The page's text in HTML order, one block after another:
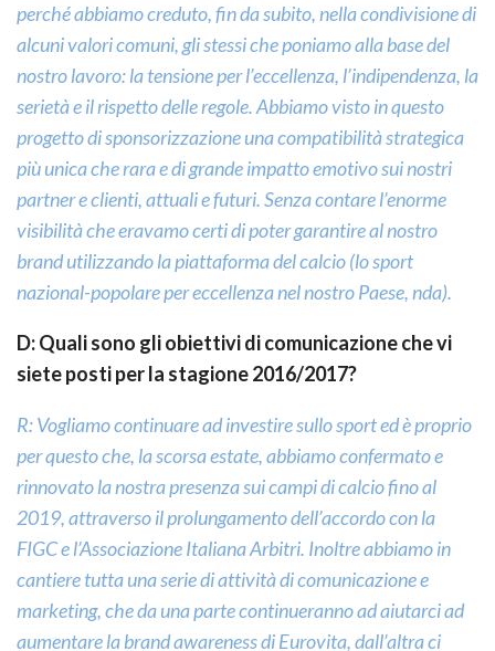
perché abbiamo creduto, fin da subito, nella condivisione di
alcuni valori comuni, gli stessi che poniamo alla base del
nostro lavoro: la tensione per l’eccellenza, l’indipendenza, la
serietà e il rispetto delle regole. Abbiamo visto in questo
progetto di sponsorizzazione una compatibilità strategica
più unica che rara e di grande impatto emotivo sui nostri
partner e clienti, attuali e futuri. Senza contare l’enorme
visibilità che eravamo certi di poter garantire al nostro
brand utilizzando la piattaforma del calcio (lo sport
nazional-popolare per eccellenza nel nostro Paese, nda).
D: Quali sono gli obiettivi di comunicazione che vi
siete posti per la stagione 2016/2017?
R: Vogliamo continuare ad investire sullo sport ed è proprio
per questo che, la scorsa estate, abbiamo confermato e
rinnovato la nostra presenza sui campi di calcio fino al
2019, attraverso il prolungamento dell’accordo con la
FIGC e l’Associazione Italiana Arbitri. Inoltre abbiamo in
cantiere tutta una serie di attività di comunicazione e
marketing, che da una parte continueranno ad aiutarci ad
aumentare la brand awareness di Eurovita, dall’altra ci